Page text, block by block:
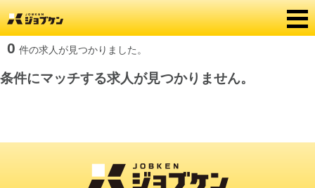
0 件の求人が見つかりました。
条件にマッチする求人が見つかりません。